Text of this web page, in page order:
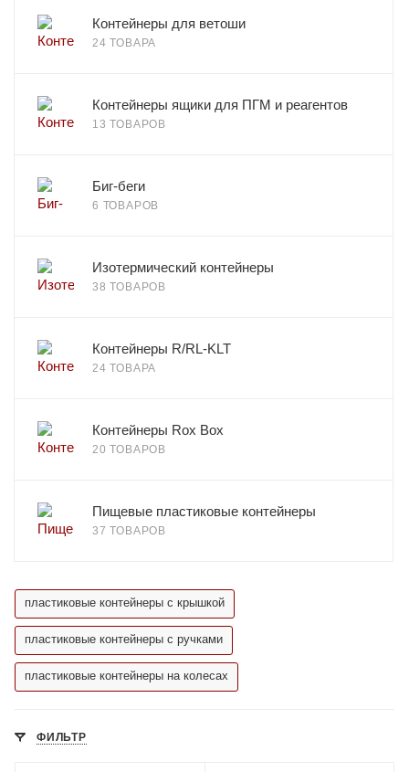
Контейнеры для ветоши
24 ТОВАРА
Контейнеры ящики для ПГМ и реагентов
13 ТОВАРОВ
Биг-беги
6 ТОВАРОВ
Изотермический контейнеры
38 ТОВАРОВ
Контейнеры R/RL-KLT
24 ТОВАРА
Контейнеры Rox Box
20 ТОВАРОВ
Пищевые пластиковые контейнеры
37 ТОВАРОВ
пластиковые контейнеры с крышкой
пластиковые контейнеры с ручками
пластиковые контейнеры на колесах
ФИЛЬТР